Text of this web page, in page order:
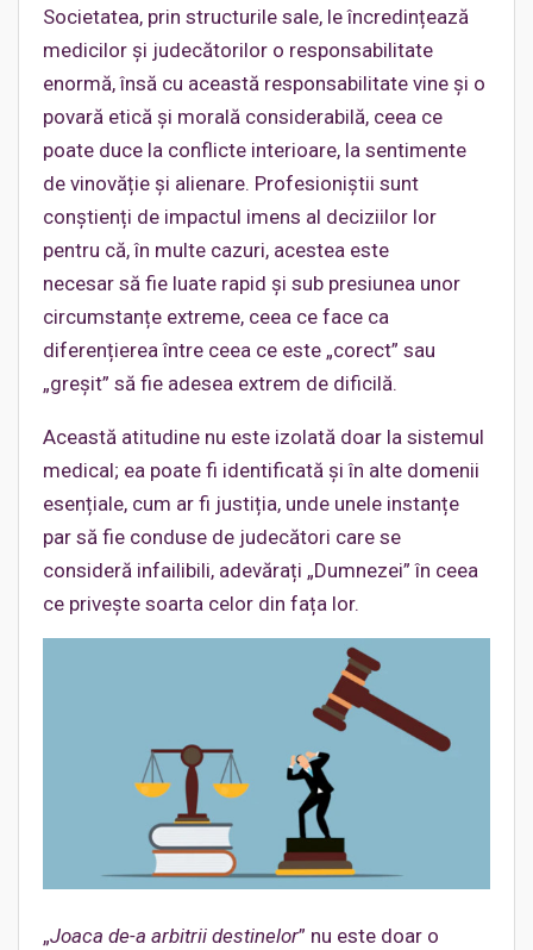
Societatea, prin structurile sale, le încredințează
medicilor și judecătorilor o responsabilitate
enormă, însă cu această responsabilitate vine și o
povară etică și morală considerabilă, ceea ce
poate duce la conflicte interioare, la sentimente
de vinovăție și alienare. Profesioniștii sunt
conștienți de impactul imens al deciziilor lor
pentru că, în multe cazuri, acestea este
necesar să fie luate rapid și sub presiunea unor
circumstanțe extreme, ceea ce face ca
diferențierea între ceea ce este „corect” sau
„greșit” să fie adesea extrem de dificilă.
Această atitudine nu este izolată doar la sistemul
medical; ea poate fi identificată și în alte domenii
esențiale, cum ar fi justiția, unde unele instanțe
par să fie conduse de judecători care se
consideră infailibili, adevărați „Dumnezei” în ceea
ce privește soarta celor din fața lor.
„Joaca de-a arbitrii destinelor” nu este doar o